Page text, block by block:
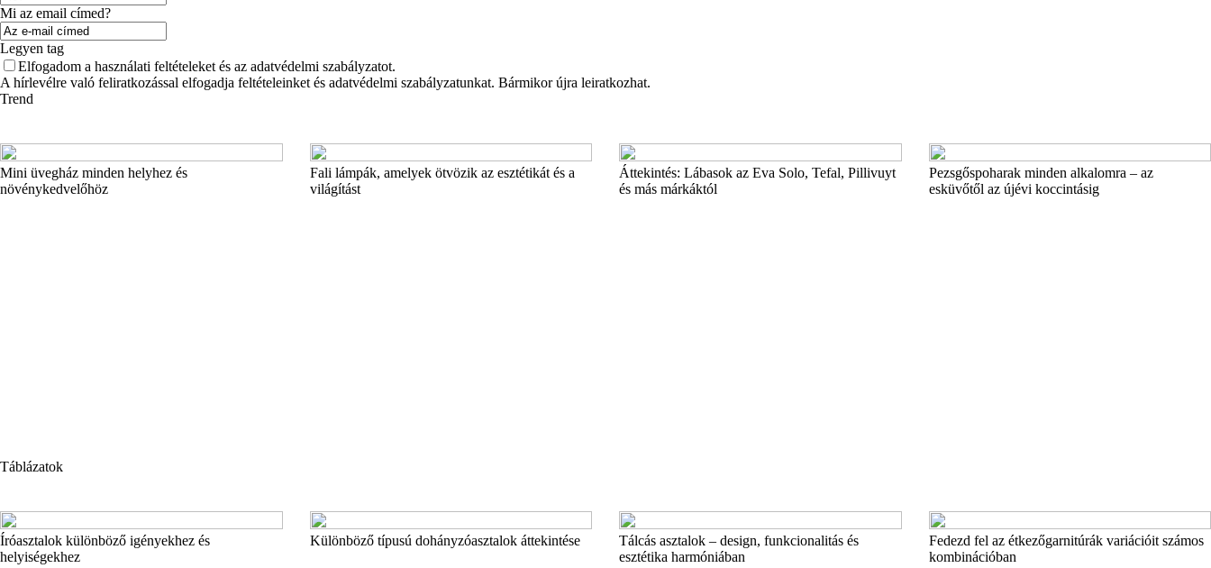
Mi az email címed?
Legyen tag
Elfogadom a használati feltételeket és az adatvédelmi szabályzatot.
A hírlevélre való feliratkozással elfogadja feltételeinket és adatvédelmi szabályzatunkat. Bármikor újra leiratkozhat.
Trend
Mini üvegház minden helyhez és
növénykedvelőhöz
Fali lámpák, amelyek ötvözik az esztétikát és a
világítást
Áttekintés: Lábasok az Eva Solo, Tefal, Pillivuyt
és más márkáktól
Pezsgőspoharak minden alkalomra – az
esküvőtől az újévi koccintásig
Táblázatok
Íróasztalok különböző igényekhez és
helyiségekhez
Különböző típusú dohányzóasztalok áttekintése
Tálcás asztalok – design, funkcionalitás és
esztétika harmóniában
Fedezd fel az étkezőgarnitúrák variációit számos
kombinációban